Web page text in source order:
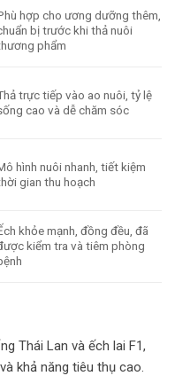
hợp cho ương dưỡng thêm,
bị trước khi thả nuôi
phẩm
trực tiếp vào ao nuôi, tỷ lệ
cao và dễ chăm sóc
hình nuôi nhanh, tiết kiệm
gian thu hoạch
khỏe mạnh, đồng đều, đã
kiểm tra và tiêm phòng
Thái Lan và ếch lai F1,
khả năng tiêu thụ cao.